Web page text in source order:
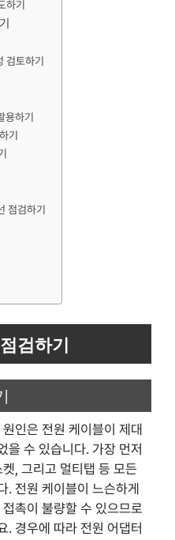
하기
검토하기
용하기
기
점검하기
검하기
인은 전원 케이블이 제대
을 수 있습니다. 가장 먼저
, 그리고 멀티탭 등 모든
. 전원 케이블이 느슨하게
촉이 불량할 수 있으므로
. 경우에 따라 전원 어댑터